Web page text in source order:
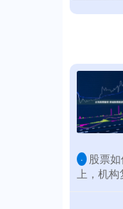
· 股票
上，机构